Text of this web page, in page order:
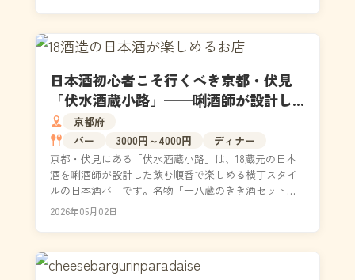
日本酒初心者こそ行くべき京都・伏見
「伏水酒蔵小路」──唎酒師が設計し
た飲む順番で18蔵を味わい尽くす
京都府
バー
3000円～4000円
ディナー
京都・伏見にある「伏水酒蔵小路」は、18蔵元の日本
酒を唎酒師が設計した飲む順番で楽しめる横丁スタイ
ルの日本酒バーです。名物「十八蔵のきき酒セット」
では18銘柄がコース料理のように並び、席を動かず全9
2026年05月02日